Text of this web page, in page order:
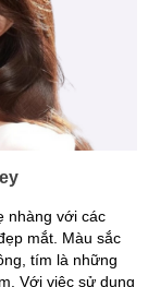
nhàng với các
mắt. Màu sắc
tím là những
Với việc sử dụng